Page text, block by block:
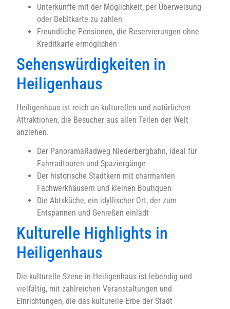
Unterkünfte mit der Möglichkeit, per Überweisung
oder Debitkarte zu zahlen
Freundliche Pensionen, die Reservierungen ohne
Kreditkarte ermöglichen
Sehenswürdigkeiten in
Heiligenhaus
Heiligenhaus ist reich an kulturellen und natürlichen
Attraktionen, die Besucher aus allen Teilen der Welt
anziehen.
Der PanoramaRadweg Niederbergbahn, ideal für
Fahrradtouren und Spaziergänge
Der historische Stadtkern mit charmanten
Fachwerkhäusern und kleinen Boutiquen
Die Abtsküche, ein idyllischer Ort, der zum
Entspannen und Genießen einlädt
Kulturelle Highlights in
Heiligenhaus
Die kulturelle Szene in Heiligenhaus ist lebendig und
vielfältig, mit zahlreichen Veranstaltungen und
Einrichtungen, die das kulturelle Erbe der Stadt